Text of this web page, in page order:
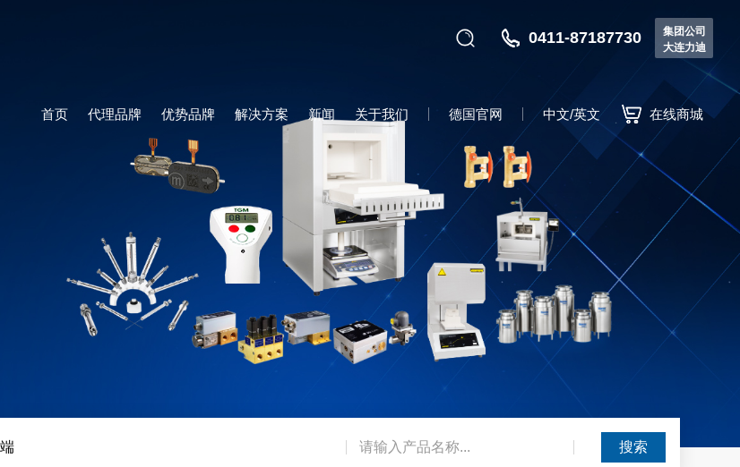
集团公司
大连力迪
0411-87187730
首页 代理品牌 优势品牌 解决方案 新闻 关于我们 德国官网 中文/英文 在线商城